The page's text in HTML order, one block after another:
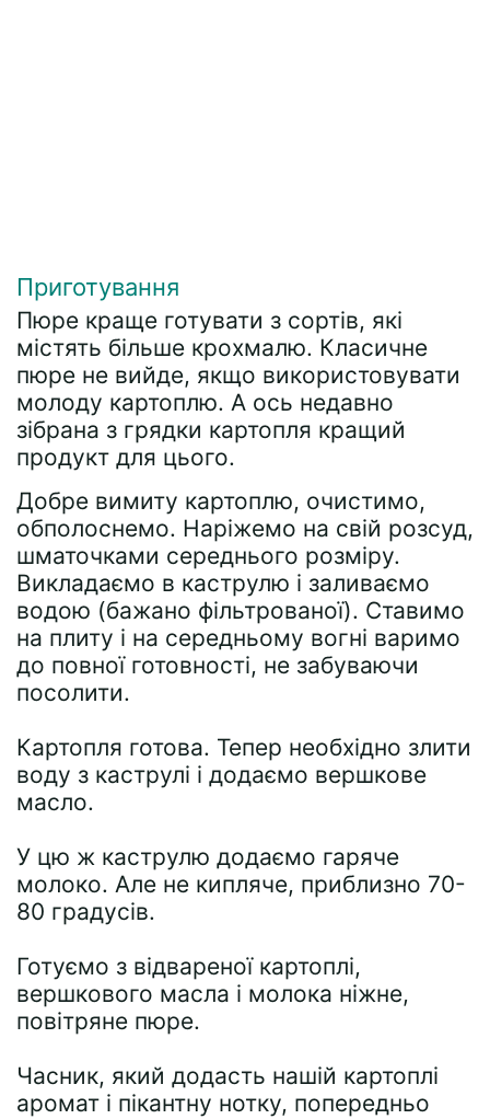
Приготування
Пюре краще готувати з сортів, які
містять більше крохмалю. Класичне
пюре не вийде, якщо використовувати
молоду картоплю. А ось недавно
зібрана з грядки картопля кращий
продукт для цього.
Добре вимиту картоплю, очистимо,
обполоснемо. Наріжемо на свій розсуд,
шматочками середнього розміру.
Викладаємо в каструлю і заливаємо
водою (бажано фільтрованої). Ставимо
на плиту і на середньому вогні варимо
до повної готовності, не забуваючи
посолити.
Картопля готова. Тепер необхідно злити
воду з каструлі і додаємо вершкове
масло.
У цю ж каструлю додаємо гаряче
молоко. Але не кипляче, приблизно 70-
80 градусів.
Готуємо з відвареної картоплі,
вершкового масла і молока ніжне,
повітряне пюре.
Часник, який додасть нашій картоплі
аромат і пікантну нотку, попередньо